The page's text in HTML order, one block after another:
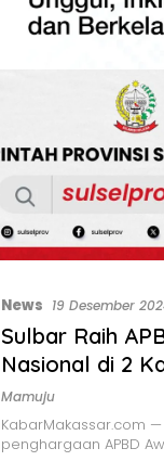
News 19 Desember
Sulbar Raih
Nasional di 2
Mamuju
KabarMakassar.com
penghargaan APBD